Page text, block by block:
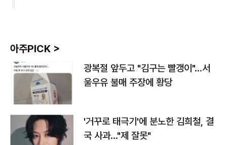
아주PICK >
광복절 앞두고 "김구는 빨갱이"…서
울우유 불매 주장에 황당
'거꾸로 태극기'에 분노한 김희철, 결
국 사과…"제 잘못"